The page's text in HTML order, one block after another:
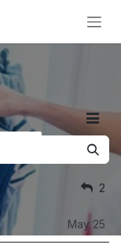
2
May 25